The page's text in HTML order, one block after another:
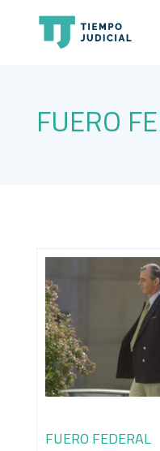
FUERO
FUERO FEDERAL